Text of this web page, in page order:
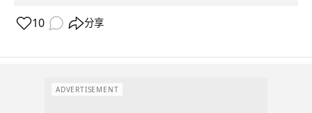
10 分享
ADVERTISEMENT